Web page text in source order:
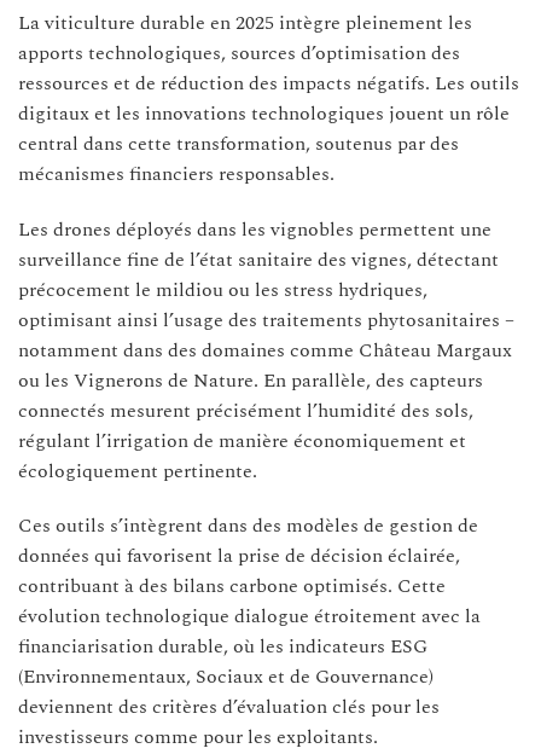
La viticulture durable en 2025 intègre pleinement les
apports technologiques, sources d’optimisation des
ressources et de réduction des impacts négatifs. Les outils
digitaux et les innovations technologiques jouent un rôle
central dans cette transformation, soutenus par des
mécanismes financiers responsables.
Les drones déployés dans les vignobles permettent une
surveillance fine de l’état sanitaire des vignes, détectant
précocement le mildiou ou les stress hydriques,
optimisant ainsi l’usage des traitements phytosanitaires –
notamment dans des domaines comme Château Margaux
ou les Vignerons de Nature. En parallèle, des capteurs
connectés mesurent précisément l’humidité des sols,
régulant l’irrigation de manière économiquement et
écologiquement pertinente.
Ces outils s’intègrent dans des modèles de gestion de
données qui favorisent la prise de décision éclairée,
contribuant à des bilans carbone optimisés. Cette
évolution technologique dialogue étroitement avec la
financiarisation durable, où les indicateurs ESG
(Environnementaux, Sociaux et de Gouvernance)
deviennent des critères d’évaluation clés pour les
investisseurs comme pour les exploitants.